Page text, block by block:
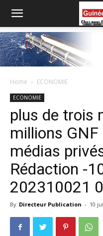
Home ECONOMIE
ECONOMIE
plus de trois
millions
médias
Rédaction -
202310021
By Directeur Publication - 10